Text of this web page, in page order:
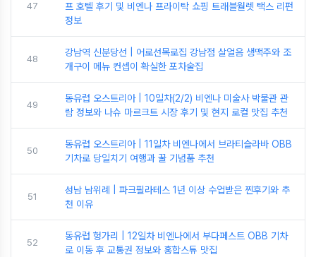
47
프 호텔 후기 및 비엔나 프라이탁 쇼핑 트래블월렛 택스 리펀
정보
48
강남역 신분당선 | 어로선목로집 강남점 살얼음 생맥주와 조
개구이 메뉴 컨셉이 확실한 포차술집
49
동유럽 오스트리아 | 10일차(2/2) 비엔나 미술사 박물관 관
람 정보와 나슈 마르크트 시장 후기 및 현지 로컬 맛집 추천
50
동유럽 오스트리아 | 11일차 비엔나에서 브라티슬라바 OBB
기차로 당일치기 여행과 꿀 기념품 추천
51
성남 남위례 | 파크필라테스 1년 이상 수업받은 찐후기와 추
천 이유
52
동유럽 헝가리 | 12일차 비엔나에서 부다페스트 OBB 기차
로 이동 후 교통권 정보와 홍합스튜 맛집